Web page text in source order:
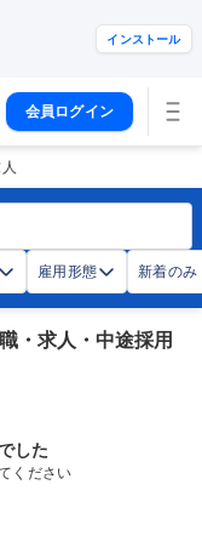
インストール
会員ログイン
雇用形態 新着のみ
・求人・中途採用
した
ください